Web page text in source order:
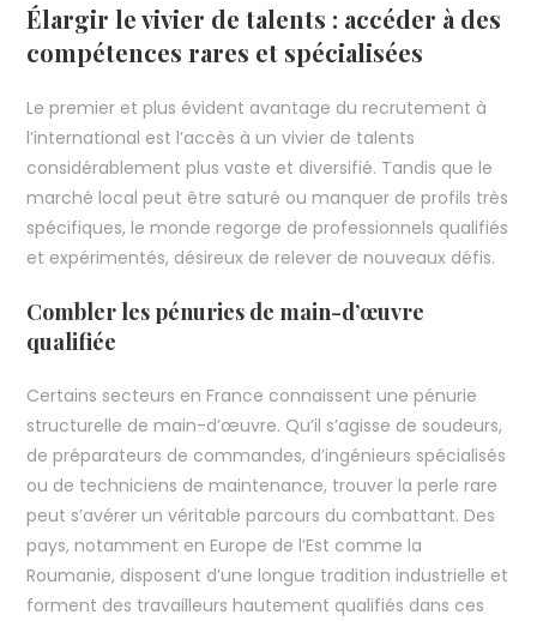
Élargir le vivier de talents : accéder à des
compétences rares et spécialisées
Le premier et plus évident avantage du recrutement à
l’international est l’accès à un vivier de talents
considérablement plus vaste et diversifié. Tandis que le
marché local peut être saturé ou manquer de profils très
spécifiques, le monde regorge de professionnels qualifiés
et expérimentés, désireux de relever de nouveaux défis.
Combler les pénuries de main-d’œuvre
qualifiée
Certains secteurs en France connaissent une pénurie
structurelle de main-d’œuvre. Qu’il s’agisse de soudeurs,
de préparateurs de commandes, d’ingénieurs spécialisés
ou de techniciens de maintenance, trouver la perle rare
peut s’avérer un véritable parcours du combattant. Des
pays, notamment en Europe de l’Est comme la
Roumanie, disposent d’une longue tradition industrielle et
forment des travailleurs hautement qualifiés dans ces